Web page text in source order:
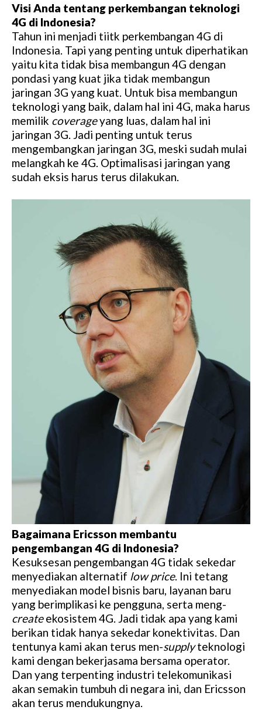
Visi Anda tentang perkembangan teknologi
4G di Indonesia?
Tahun ini menjadi tiitk perkembangan 4G di
Indonesia. Tapi yang penting untuk diperhatikan
yaitu kita tidak bisa membangun 4G dengan
pondasi yang kuat jika tidak membangun
jaringan 3G yang kuat. Untuk bisa membangun
teknologi yang baik, dalam hal ini 4G, maka harus
memilik coverageyang luas, dalam hal ini
jaringan 3G. Jadi penting untuk terus
mengembangkan jaringan 3G, meski sudah mulai
melangkah ke 4G. Optimalisasi jaringan yang
sudah eksis harus terus dilakukan.
Bagaimana Ericsson membantu
pengembangan 4G di Indonesia?
Kesuksesan pengembangan 4G tidak sekedar
menyediakan alternatif low price. Ini tetang
menyediakan model bisnis baru, layanan baru
yang berimplikasi ke pengguna, serta meng-
createekosistem 4G. Jadi tidak apa yang kami
berikan tidak hanya sekedar konektivitas. Dan
tentunya kami akan terus men-supplyteknologi
kami dengan bekerjasama bersama operator.
Dan yang terpenting industri telekomunikasi
akan semakin tumbuh di negara ini, dan Ericsson
akan terus mendukungnya.